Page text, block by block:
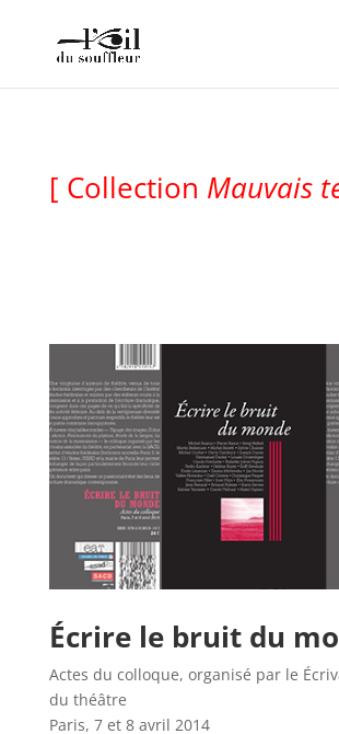
[ Collection Mauvais
Écrire le bruit du
Actes du colloque, organisé par le
du théâtre
Paris, 7 et 8 avril 2014